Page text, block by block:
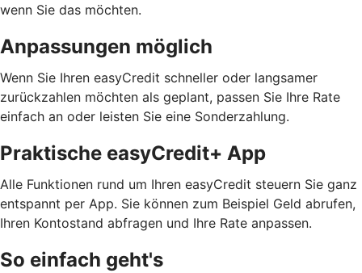
wenn Sie das möchten.
Anpassungen möglich
Wenn Sie Ihren easyCredit schneller oder langsamer
zurückzahlen möchten als geplant, passen Sie Ihre Rate
einfach an oder leisten Sie eine Sonderzahlung.
Praktische easyCredit+ App
Alle Funktionen rund um Ihren easyCredit steuern Sie ganz
entspannt per App. Sie können zum Beispiel Geld abrufen,
Ihren Kontostand abfragen und Ihre Rate anpassen.
So einfach geht's